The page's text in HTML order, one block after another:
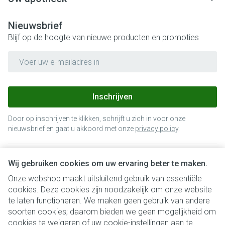
Wij gebruiken cookies om uw ervaring beter te maken.
Onze webshop maakt uitsluitend gebruik van essentiële
cookies. Deze cookies zijn noodzakelijk om onze website
te laten functioneren. We maken geen gebruik van andere
soorten cookies; daarom bieden we geen mogelijkheid om
cookies te weigeren of uw cookie-instellingen aan te
Nieuwsbrief
Blijf op de hoogte van nieuwe producten en promoties
Inschrijven
Door op inschrijven te klikken, schrijft u zich in voor onze
nieuwsbrief en gaat u akkoord met onze privacy policy.